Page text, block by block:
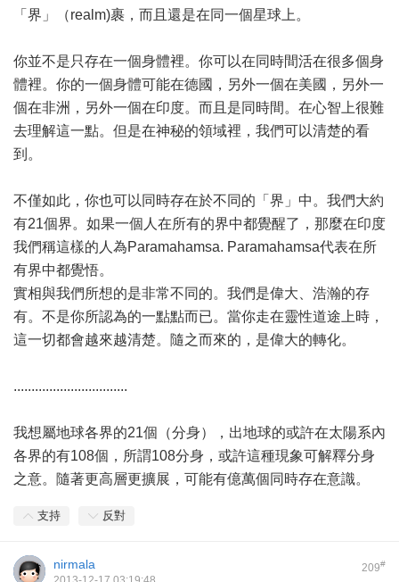
「界」（realm)裹，而且還是在同一個星球上。
你並不是只存在一個身體裡。你可以在同時間活在很多個身
體裡。你的一個身體可能在德國，另外一個在美國，另外一
個在非洲，另外一個在印度。而且是同時間。在心智上很難
去理解這一點。但是在神秘的領域裡，我們可以清楚的看
到。
不僅如此，你也可以同時存在於不同的「界」中。我們大約
有21個界。如果一個人在所有的界中都覺醒了，那麼在印度
我們稱這樣的人為Paramahamsa. Paramahamsa代表在所
有界中都覺悟。
實相與我們所想的是非常不同的。我們是偉大、浩瀚的存
有。不是你所認為的一點點而已。當你走在靈性道途上時，
這一切都會越來越清楚。隨之而來的，是偉大的轉化。
................................
我想屬地球各界的21個（分身），出地球的或許在太陽系內
各界的有108個，所謂108分身，或許這種現象可解釋分身
之意。隨著更高層更擴展，可能有億萬個同時存在意識。
支持 反對
209#
nirmala